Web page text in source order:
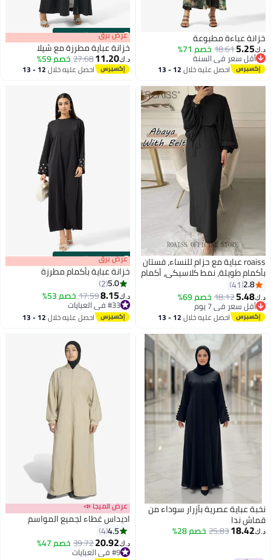
خزانة عباءة مطبوعة
د.ك‏ 5.25
18.61خصم 71%
أقل سعر في السنة
أقل سعر في السنة
احصل عليه خلال 12 - 13
00m:00s
·باقي 100% عرض برق
خزانة عباية مطرزة مع شيلا
د.ك‏ 11.20
27.68خصم 59%
احصل عليه خلال 12 - 13
roaiss عباية مع حزام للنساء، فستان
بأكمام طويلة، نمط كلاسيكي، أكمام
واسعة، رقبة دائرية، فستان أنيق
كاجوال للارتداء اليومي
2.8
41
د.ك‏ 5.48
18.12خصم 69%
أقل سعر في 7 يوم
أقل سعر في 7 يوماحصل عليه خلال 12 - 13
اغسطس
00m:00s
·باقي 100% عرض برق
خزانة عباية بأكمام مطرزة
5.0
2
د.ك‏ 8.15
17.59خصم 53%
#33 في العبايات
#33 في العبايات احصل عليه خلال 12 - 13
اغسطس
نخبة عباية عصرية بأزرار سوداء من
قماش ندا
د.ك‏18.42
25.83خصم 28%
4
عرض الميجا 📣
اديداس غطاء لجميع المواسم
4.5
4
د.ك‏20.92
39.72خصم 47%
#9 في العبايات